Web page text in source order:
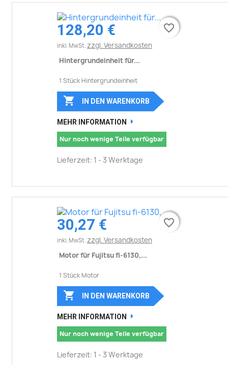
128,20 €
inkl. MwSt. zzgl. Versandkosten
Hintergrundeinheit für...
1 Stück Hintergrundeinheit
favorite_border
 IN DEN WARENKORB
MEHR INFORMATION
Nur noch wenige Teile verfügbar
Lieferzeit: 1 - 3 Werktage
favorite_border
30,27 €
inkl. MwSt. zzgl. Versandkosten
Motor für Fujitsu fi-6130,...
1 Stück Motor
favorite_border
 IN DEN WARENKORB
MEHR INFORMATION
Nur noch wenige Teile verfügbar
Lieferzeit: 1 - 3 Werktage
favorite_border